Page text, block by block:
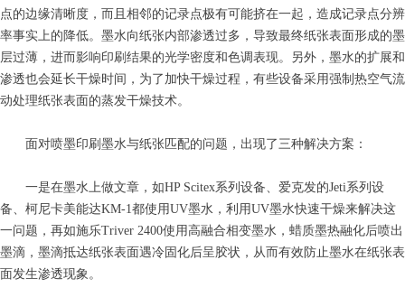
点的边缘清晰度，而且相邻的记录点极有可能挤在一起，造成记录点分辨
率事实上的降低。墨水向纸张内部渗透过多，导致最终纸张表面形成的墨
层过薄，进而影响印刷结果的光学密度和色调表现。另外，墨水的扩展和
渗透也会延长干燥时间，为了加快干燥过程，有些设备采用强制热空气流
动处理纸张表面的蒸发干燥技术。
面对喷墨印刷墨水与纸张匹配的问题，出现了三种解决方案：
一是在墨水上做文章，如HP Scitex系列设备、爱克发的Jeti系列设
备、柯尼卡美能达KM-1都使用UV墨水，利用UV墨水快速干燥来解决这
一问题，再如施乐Triver 2400使用高融合相变墨水，蜡质墨热融化后喷出
墨滴，墨滴抵达纸张表面遇冷固化后呈胶状，从而有效防止墨水在纸张表
面发生渗透现象。